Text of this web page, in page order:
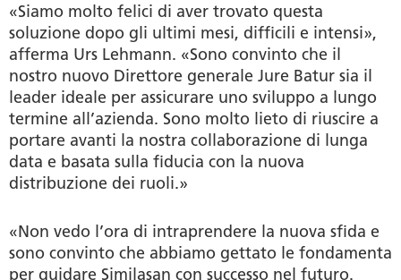
«Siamo molto felici di aver trovato questa
soluzione dopo gli ultimi mesi, difficili e intensi»,
afferma Urs Lehmann. «Sono convinto che il
nostro nuovo Direttore generale Jure Batur sia il
leader ideale per assicurare uno sviluppo a lungo
termine all’azienda. Sono molto lieto di riuscire a
portare avanti la nostra collaborazione di lunga
data e basata sulla fiducia con la nuova
distribuzione dei ruoli.»
«Non vedo l’ora di intraprendere la nuova sfida e
sono convinto che abbiamo gettato le fondamenta
per guidare Similasan con successo nel futuro.